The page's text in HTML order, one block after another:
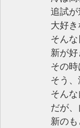
追試
大好き
そん
新が好
その
そう
そん
だが
新の